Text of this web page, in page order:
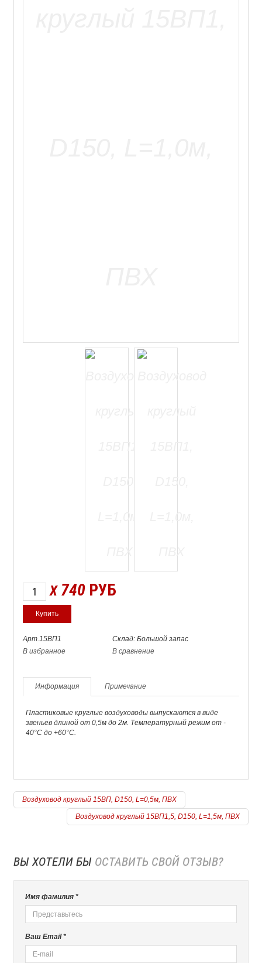
X 740 РУБ
Арт.15ВП1
Склад: Большой запас
В избранное
В сравнение
Информация Примечание
Пластиковые круглые воздуховоды выпускаются в виде
звеньев длиной от 0,5м до 2м. Температурный режим от -
40°С до +60°С.
Воздуховод круглый 15ВП, D150, L=0,5м, ПВХ
Воздуховод круглый 15ВП1,5, D150, L=1,5м, ПВХ
ВЫ ХОТЕЛИ БЫ ОСТАВИТЬ СВОЙ ОТЗЫВ?
Имя фамилия *
Ваш Email *